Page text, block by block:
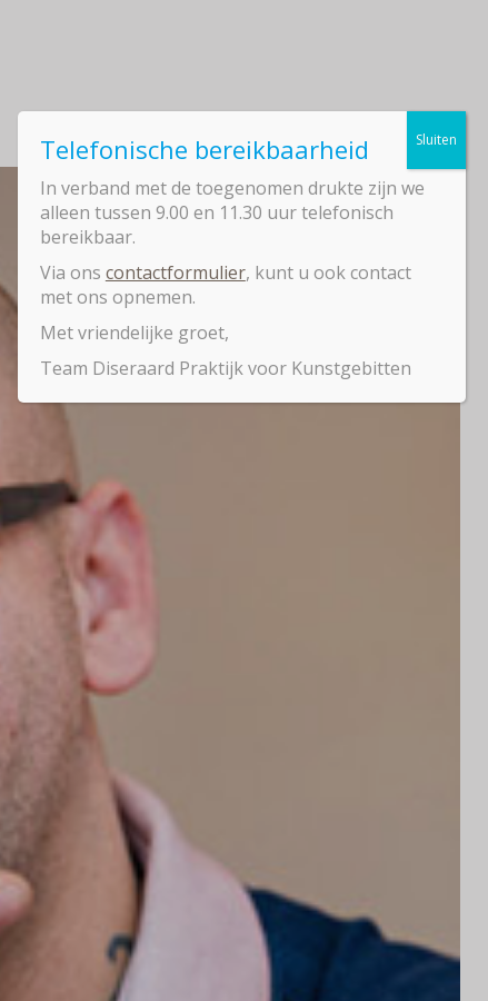
Telefonische bereikbaarheid
In verband met de toegenomen drukte zijn we
alleen tussen 9.00 en 11.30 uur telefonisch
bereikbaar.
Via ons contactformulier, kunt u ook contact
met ons opnemen.
Met vriendelijke groet,
Team Diseraard Praktijk voor Kunstgebitten
Sluiten